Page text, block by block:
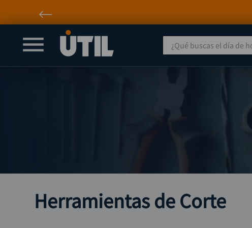
¿Qué buscas el día de hoy?
Herramientas de Corte